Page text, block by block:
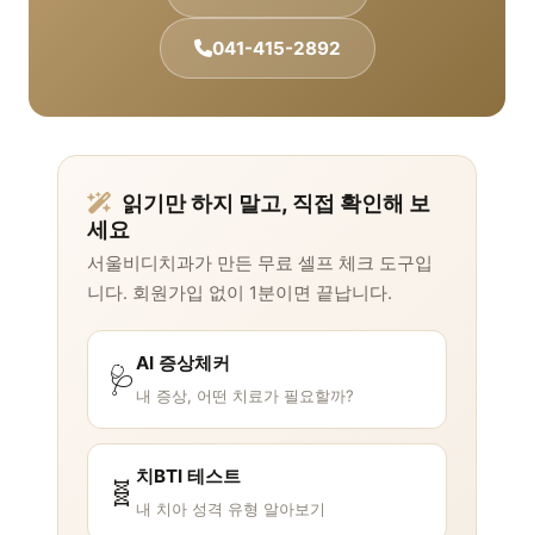
041-415-2892
읽기만 하지 말고, 직접 확인해 보
세요
서울비디치과가 만든 무료 셀프 체크 도구입
니다. 회원가입 없이 1분이면 끝납니다.
🩺AI 증상체커
내 증상, 어떤 치료가 필요할까?
🧬 치BTI 테스트
내 치아 성격 유형 알아보기